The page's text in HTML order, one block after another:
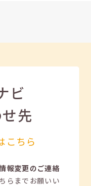
ビ
先
こちら
報変更のご連絡
らまでお願いい